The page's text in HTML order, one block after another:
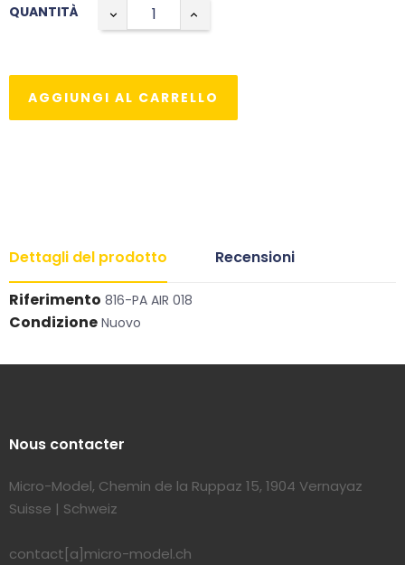
QUANTITÀ
AGGIUNGI AL CARRELLO
Dettagli del prodotto Recensioni
Riferimento 816-PA AIR 018
Condizione Nuovo
Nous contacter
Micro-Model, Chemin de la Ruppaz 15, 1904 Vernayaz
Suisse | Schweiz
contact[a]micro-model.ch